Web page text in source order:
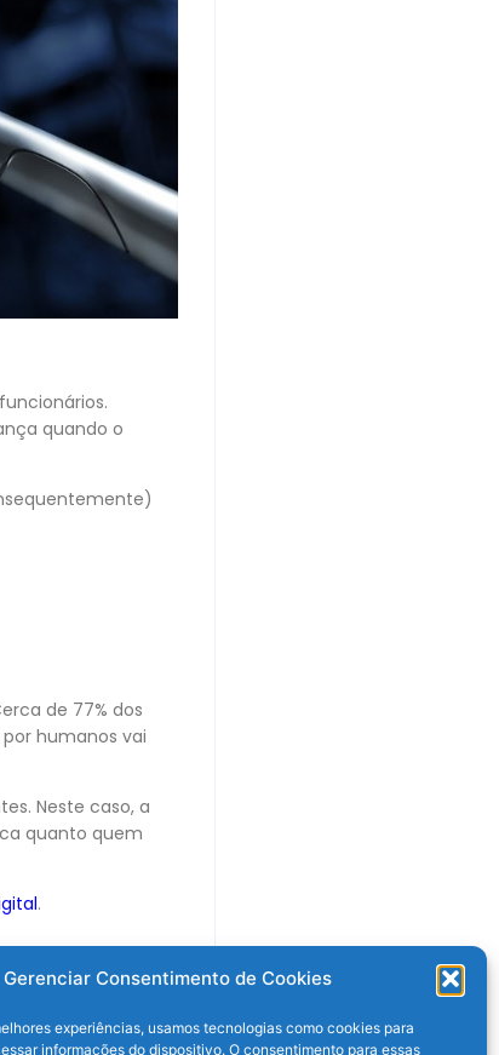
Gerenciar Consentimento de Cookies
experiências, usamos tecnologias como cookies para
informações do dispositivo. O consentimento para essas
quando o
de 77% dos
humanos vai
Neste caso, a
quanto quem
.